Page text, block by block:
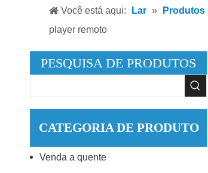
Você está aqui: Lar » Produtos
player remoto
PESQUISA DE PRODUTOS
CATEGORIA DE PRODUTO
Venda a quente